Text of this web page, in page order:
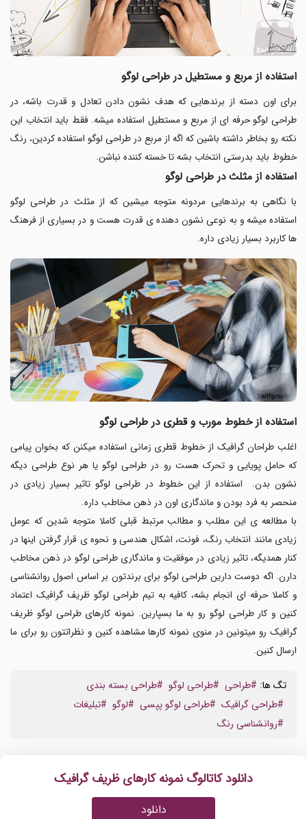
استفاده از مربع و مستطیل در طراحی لوگو
برای اون دسته از برندهایی که هدف نشون دادن تعادل و قدرت باشه، در
طراحی لوگو حرفه ای از مربع و مستطیل استفاده میشه. فقط باید انتخاب این
نکته رو بخاطر داشته باشین که اگه از مربع در طراحی لوگو استفاده کردین، رنگ
خطوط باید بدرستی انتخاب بشه تا خسته کننده نباشن.
استفاده از مثلث در طراحی لوگو
با نگاهی به برندهایی مردونه متوجه میشین که از مثلث در طراحی لوگو
استفاده میشه و به نوعی نشون دهنده ی قدرت هست و در بسیاری از فرهنگ
ها کاربرد بسیار زیادی داره.
استفاده از خطوط مورب و قطری در طراحی لوگو
اغلب طراحان گرافیک از خطوط قطری زمانی استفاده میکنن که بخوان پیامی
که حامل پویایی و تحرک هست رو در طراحی لوگو یا هر نوع طراحی دیگه
نشون بدن. استفاده از این خطوط در طراحی لوگو تاثیر بسیار زیادی در
منحصر به فرد بودن و ماندگاری اون در ذهن مخاطب داره.
با مطالعه ی این مطلب و مطالب مرتبط قبلی کاملا متوجه شدین که عومل
زیادی مانند انتخاب رنگ، فونت، اشکال هندسی و نحوه ی قرار گرفتن اینها در
کنار همدیگه، تاثیر زیادی در موفقیت و ماندگاری طراحی لوگو در ذهن مخاطب
دارن. اگه دوست دارین طراحی لوگو برای برندتون بر اساس اصول روانشناسی
و کاملا حرفه ای انجام بشه، کافیه به تیم طراحی لوگو ظریف گرافیک اعتماد
کنین و کار طراحی لوگو رو به ما بسپارین. نمونه کارهای طراحی لوگو ظریف
گرافیک رو میتونین در منوی نمونه کارها مشاهده کنین و نظراتتون رو برای ما
ارسال کنین.
تگ ها: #طراحی #طراحی لوگو #طراحی بسته بندی
#طراحی گرافیک #طراحی لوگو پپسی #لوگو #تبلیغات
#روانشناسی رنگ
دانلود کاتالوگ نمونه کارهای ظریف گرافیک
دانلود